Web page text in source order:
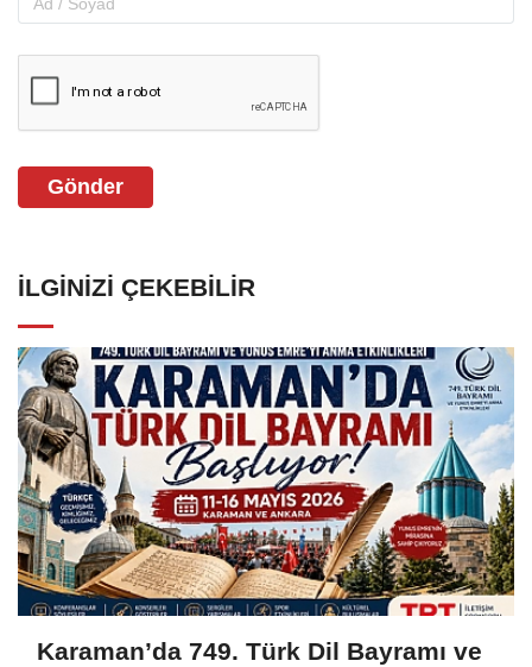
Gönder
İLGINIZI ÇEKEBILIR
Karaman’da 749. Türk Dil Bayramı ve